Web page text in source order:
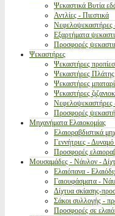
Ψεκαστικά Βυτία
Αντλίες - Πιεστικά
Νεφελοψεκαστήρες
Εξαρτήματα
Προσφορές
Ψεκαστήρες
Ψεκαστήρες
Ψεκαστήρες Πλάτης
Ψεκαστήρες
Ψεκαστήρες
Νεφελοψεκαστήρες
Προσφορές
Μηχανήματα Ελαιοκομίας
Ελαιοραβδιστικά
Γεννήτριες -
Προσφορές
Μουσαμάδες - Νάυλον -
Ελαιόπανα -
Γαιουφάσματα -
Δίχτυα σκίασης-
Σάκοι συλλογής -
Προσφορές σε